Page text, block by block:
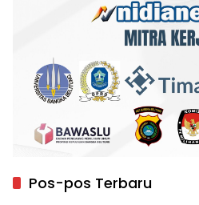
Pos-pos Terbaru